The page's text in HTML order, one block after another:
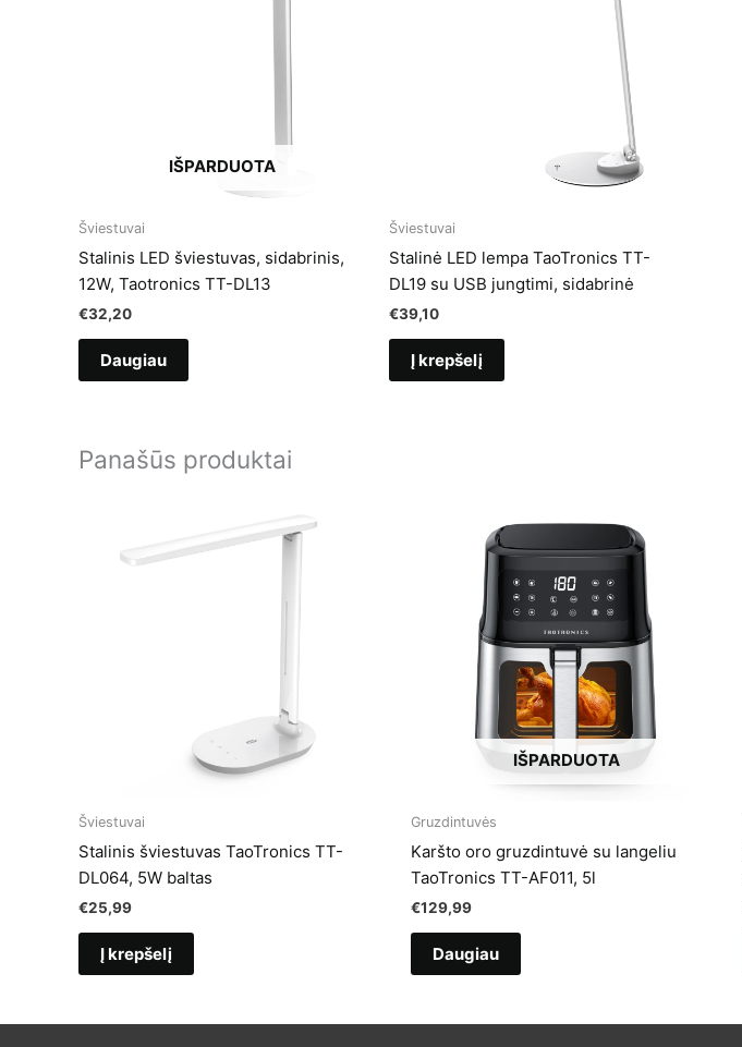
IŠPARDUOTA
Šviestuvai
Stalinis LED šviestuvas, sidabrinis,
12W, Taotronics TT-DL13
€32,20
Daugiau
Šviestuvai
Stalinė LED lempa TaoTronics TT-
DL19 su USB jungtimi, sidabrinė
€39,10
Į krepšelį
Panašūs produktai
Šviestuvai
Stalinis šviestuvas TaoTronics TT-
DL064, 5W baltas
€25,99
Į krepšelį
IŠPARDUOTA
Gruzdintuvės
Karšto oro gruzdintuvė su langeliu
TaoTronics TT-AF011, 5l
€129,99
Daugiau